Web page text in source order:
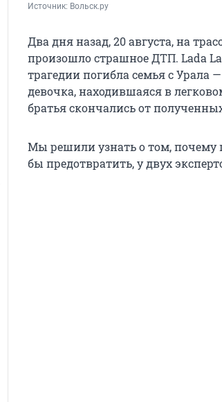
Источник: Вольск.ру
Два дня назад, 20 августа, на
произошло страшное ДТП. Lada
трагедии погибла семья с Урала
девочка, находившаяся в
братья скончались от
Мы решили узнать о том, почему
бы предотвратить, у двух